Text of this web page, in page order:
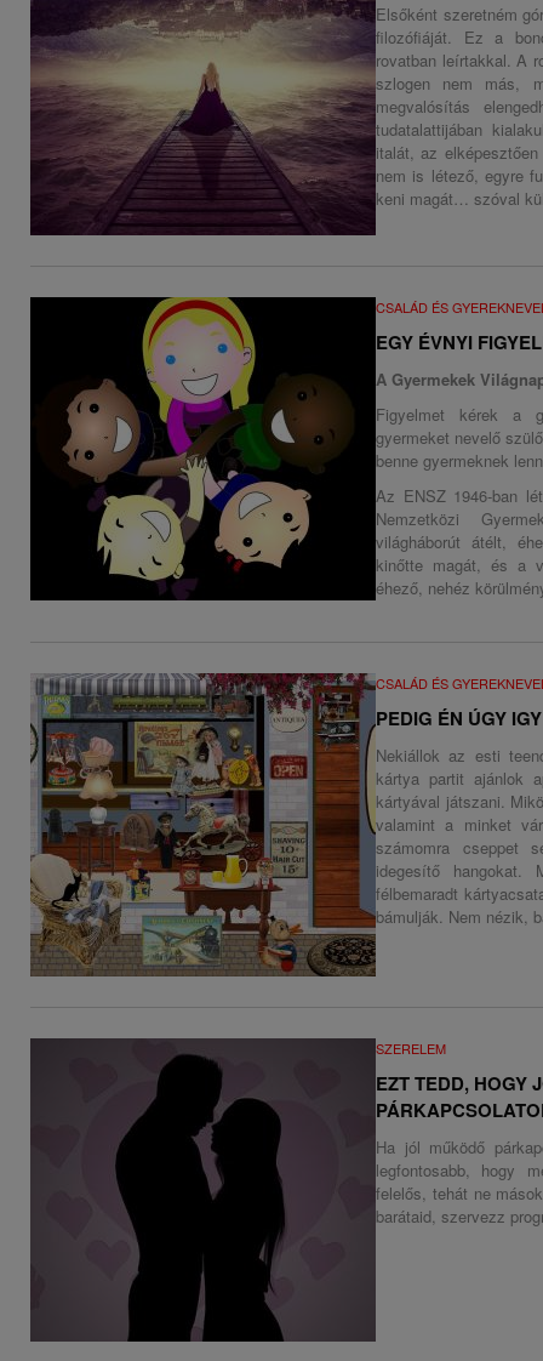
Elsőként szeretném
filozófiáját. Ez a
rovatban leírtakkal. A
szlogen nem más,
megvalósítás
tudatalattijában
italát, az
nem is létező, egyre
keni magát… szóval
CSALÁD ÉS
EGY ÉVNYI
A Gyermekek
Figyelmet kérek a
gyermeket nevelő
benne gyermeknek
Az ENSZ 1946-ban
Nemzetközi
világháborút átélt,
kinőtte magát, és a
éhező, nehéz
CSALÁD ÉS
PEDIG ÉN ÚGY
Nekiállok az esti
kártya partit ajánlok
kártyával játszani.
valamint a minket
számomra cseppet
idegesítő
félbemaradt
bámulják. Nem nézik,
SZERELEM
EZT TEDD, HOGY
Ha jól működő
legfontosabb, hogy
felelős, tehát ne
barátaid, szervezz